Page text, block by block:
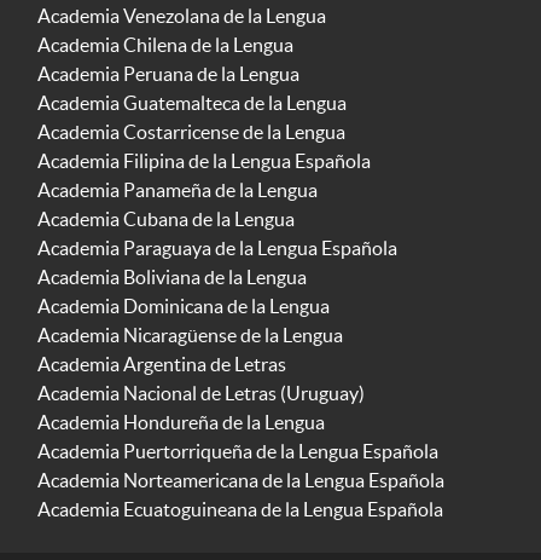
Academia Venezolana de la Lengua
Academia Chilena de la Lengua
Academia Peruana de la Lengua
Academia Guatemalteca de la Lengua
Academia Costarricense de la Lengua
Academia Filipina de la Lengua Española
Academia Panameña de la Lengua
Academia Cubana de la Lengua
Academia Paraguaya de la Lengua Española
Academia Boliviana de la Lengua
Academia Dominicana de la Lengua
Academia Nicaragüense de la Lengua
Academia Argentina de Letras
Academia Nacional de Letras (Uruguay)
Academia Hondureña de la Lengua
Academia Puertorriqueña de la Lengua Española
Academia Norteamericana de la Lengua Española
Academia Ecuatoguineana de la Lengua Española